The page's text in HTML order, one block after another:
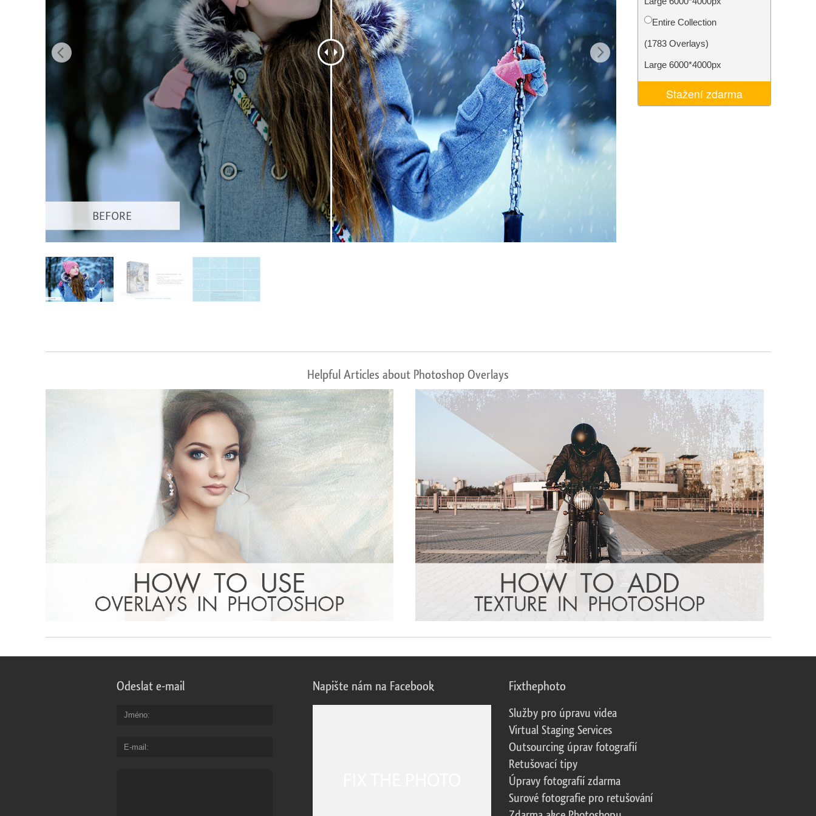
Služby retušování produktů Služby retušování šperků Data pro výcvik AI Video Editing Services
Entire Collection
(1783 Overlays)
Large 6000*4000px
Stažení zdarma
Helpful Articles about Photoshop Overlays
Odeslat e-mail
Jméno
E-mail
Napište nám na Facebook Fixthephoto
Služby pro úpravu videa
Virtual Staging Services
Outsourcing úprav fotografií
Retušovací tipy
Úpravy fotografií zdarma
Surové fotografie pro retušování